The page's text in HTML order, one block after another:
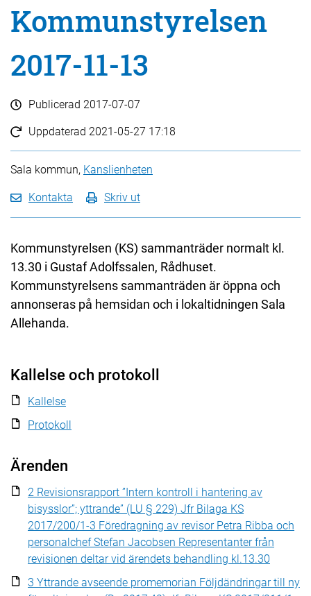
Kommunstyrelsen
2017-11-13
Publicerad 2017-07-07
Uppdaterad 2021-05-27 17:18
Sala kommun, Kanslienheten
Kontakta Skriv ut
Kommunstyrelsen (KS) sammanträder normalt kl.
13.30 i Gustaf Adolfssalen, Rådhuset.
Kommunstyrelsens sammanträden är öppna och
annonseras på hemsidan och i lokaltidningen Sala
Allehanda.
Kallelse och protokoll
Kallelse
Protokoll
Ärenden
2 Revisionsrapport ”Intern kontroll i hantering av
bisysslor”; yttrande” (LU § 229) Jfr Bilaga KS
2017/200/1-3 Föredragning av revisor Petra Ribba och
personalchef Stefan Jacobsen Representanter från
revisionen deltar vid ärendets behandling kl.13.30
3 Yttrande avseende promemorian Följdändringar till ny